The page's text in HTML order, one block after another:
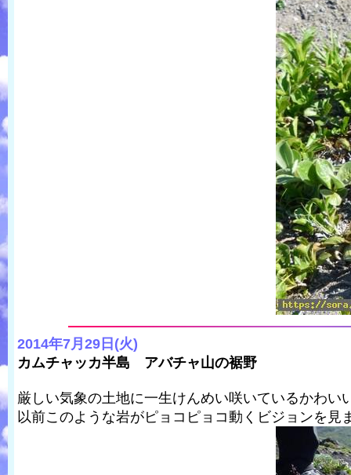
2014年7月29日(火)
カムチャッカ半島 アバチャ山の裾野
厳しい気象の土地に一生けんめい咲いているかわい
以前このような岩がピョコピョコ動くビジョンを